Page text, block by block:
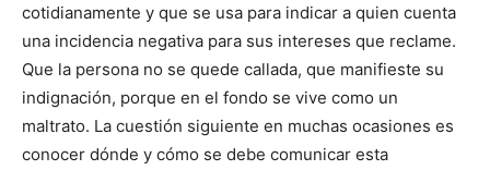
cotidianamente y que se usa para indicar a quien cuenta
una incidencia negativa para sus intereses que reclame.
Que la persona no se quede callada, que manifieste su
indignación, porque en el fondo se vive como un
maltrato. La cuestión siguiente en muchas ocasiones es
conocer dónde y cómo se debe comunicar esta